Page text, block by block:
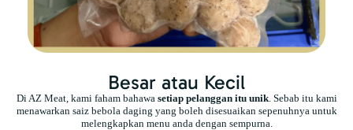
Besar atau Kecil
Di AZ Meat, kami faham bahawa setiap pelanggan itu unik. Sebab itu kami
menawarkan saiz bebola daging yang boleh disesuaikan sepenuhnya untuk
melengkapkan menu anda dengan sempurna.